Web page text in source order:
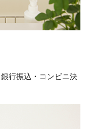
行振込・コンビニ決